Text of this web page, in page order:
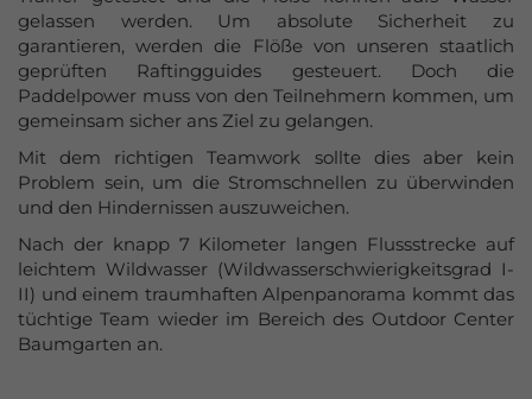
gelassen werden. Um absolute Sicherheit zu
garantieren, werden die Flöße von unseren staatlich
geprüften Raftingguides gesteuert. Doch die
Paddelpower muss von den Teilnehmern kommen, um
gemeinsam sicher ans Ziel zu gelangen.
Mit dem richtigen Teamwork sollte dies aber kein
Problem sein, um die Stromschnellen zu überwinden
und den Hindernissen auszuweichen.
Nach der knapp 7 Kilometer langen Flussstrecke auf
leichtem Wildwasser (Wildwasserschwierigkeitsgrad I-
II) und einem traumhaften Alpenpanorama kommt das
tüchtige Team wieder im Bereich des Outdoor Center
Baumgarten an.